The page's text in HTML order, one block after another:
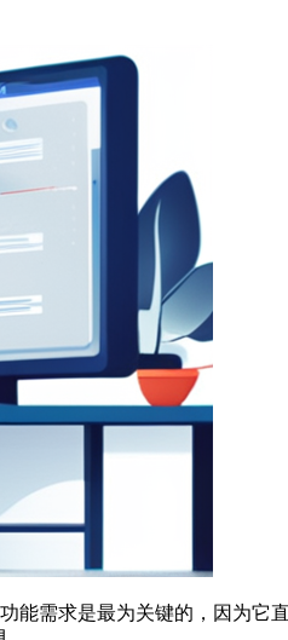
能需求是最为关键的，因为它